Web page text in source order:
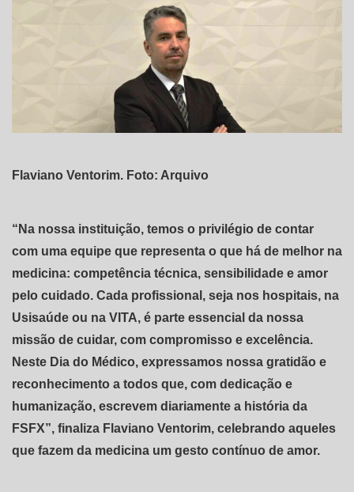
Flaviano Ventorim. Foto: Arquivo
“Na nossa instituição, temos o privilégio de contar
com uma equipe que representa o que há de melhor na
medicina: competência técnica, sensibilidade e amor
pelo cuidado. Cada profissional, seja nos hospitais, na
Usisaúde ou na VITA, é parte essencial da nossa
missão de cuidar, com compromisso e excelência.
Neste Dia do Médico, expressamos nossa gratidão e
reconhecimento a todos que, com dedicação e
humanização, escrevem diariamente a história da
FSFX”, finaliza Flaviano Ventorim, celebrando aqueles
que fazem da medicina um gesto contínuo de amor.